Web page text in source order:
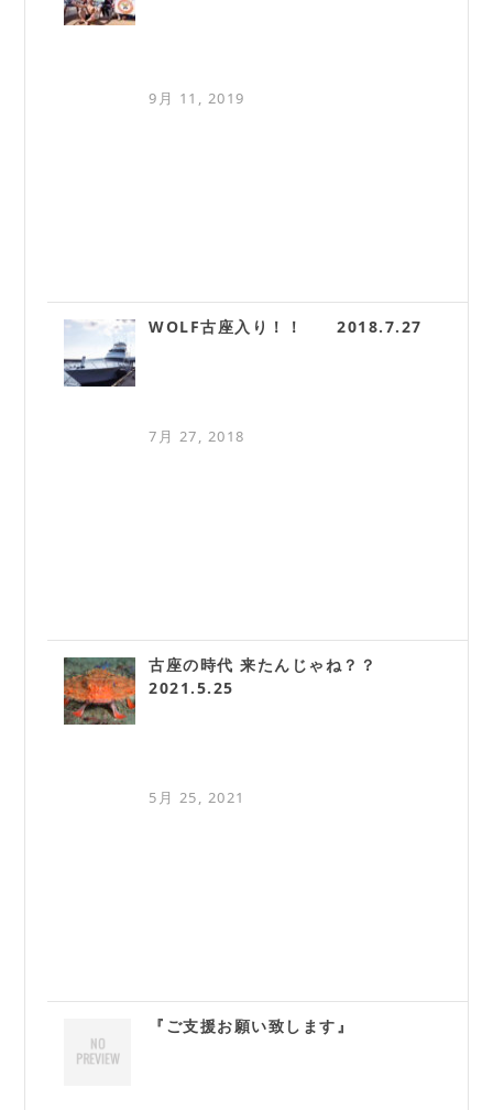
9月 11, 2019
WOLF古座入り！！ 2018.7.27
7月 27, 2018
古座の時代 来たんじゃね？？
2021.5.25
5月 25, 2021
『ご支援お願い致します』